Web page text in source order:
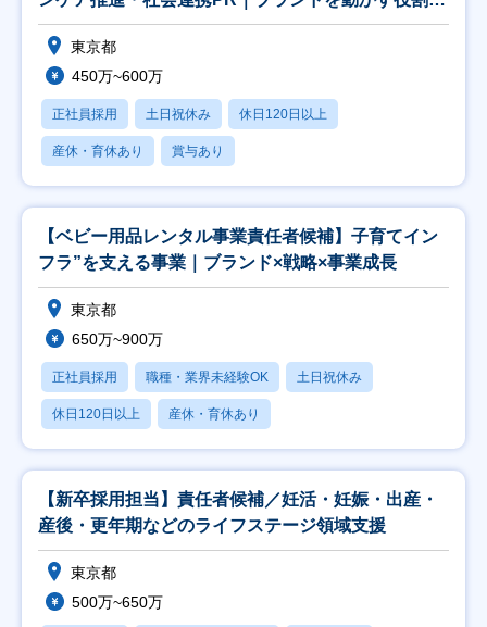
お任せ
東京都
450万~600万
正社員採用 土日祝休み 休日120日以上
産休・育休あり 賞与あり
【ベビー用品レンタル事業責任者候補】子育てイン
フラ”を支える事業｜ブランド×戦略×事業成長
東京都
650万~900万
正社員採用 職種・業界未経験OK 土日祝休み
休日120日以上 産休・育休あり
【新卒採用担当】責任者候補／妊活・妊娠・出産・
産後・更年期などのライフステージ領域支援
東京都
500万~650万